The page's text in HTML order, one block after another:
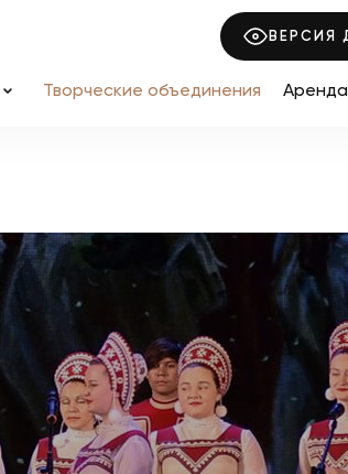
ВЕРСИЯ
Творческие объединения Аренда